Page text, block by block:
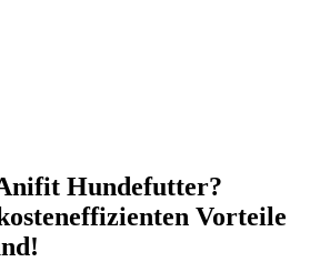
Hundefutter?
Vorteile